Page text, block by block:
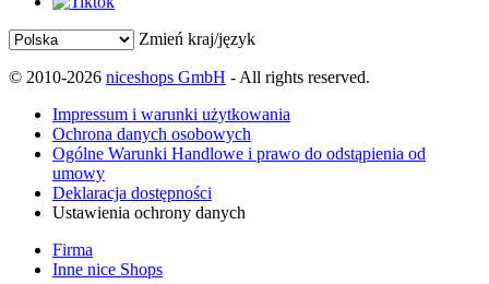
Zmień kraj/język
© 2010-2026 niceshops GmbH - All rights reserved.
Impressum i warunki użytkowania
Ochrona danych osobowych
Ogólne Warunki Handlowe i prawo do odstąpienia od
umowy
Deklaracja dostępności
Ustawienia ochrony danych
Firma
Inne nice Shops